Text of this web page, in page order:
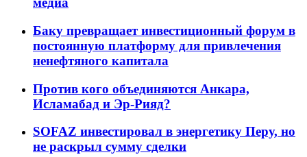
Баку превращает инвестиционный форум в
постоянную платформу для привлечения
ненефтяного капитала
Против кого объединяются Анкара,
Исламабад и Эр-Рияд?
SOFAZ инвестировал в энергетику Перу, но
не раскрыл сумму сделки